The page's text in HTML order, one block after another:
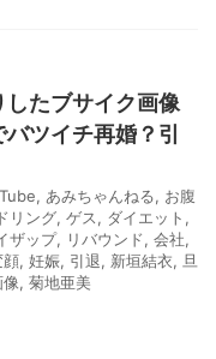
たブサイク画像
ツイチ再婚？引
, あみちゃんねる, お腹
リング, ゲス, ダイエット ,
ザップ, リバウンド, 会社,
顔, 妊娠, 引退, 新垣結衣, 旦
, 菊地亜美